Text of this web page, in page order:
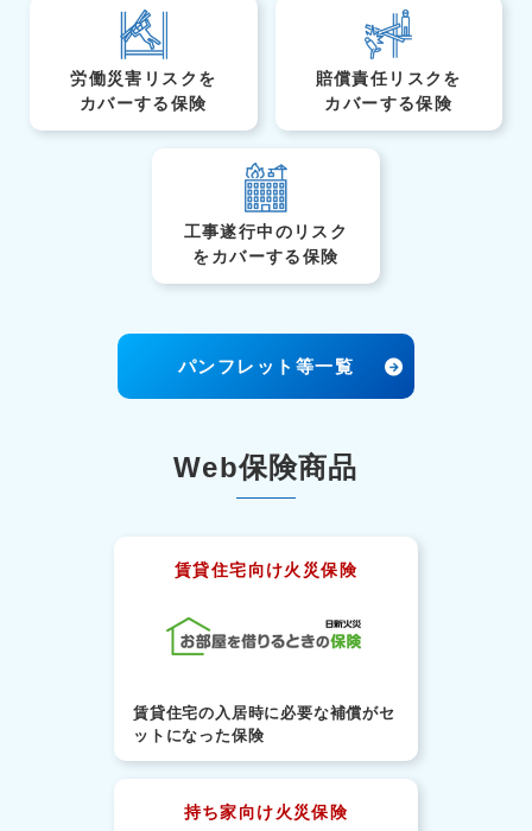
労働災害リスクを
カバーする保険
賠償責任リスクを
カバーする保険
工事遂行中のリスク
をカバーする保険
パンフレット等一覧
Web保険商品
賃貸住宅向け火災保険
賃貸住宅の入居時に必要な補償がセ
ットになった保険
持ち家向け火災保険